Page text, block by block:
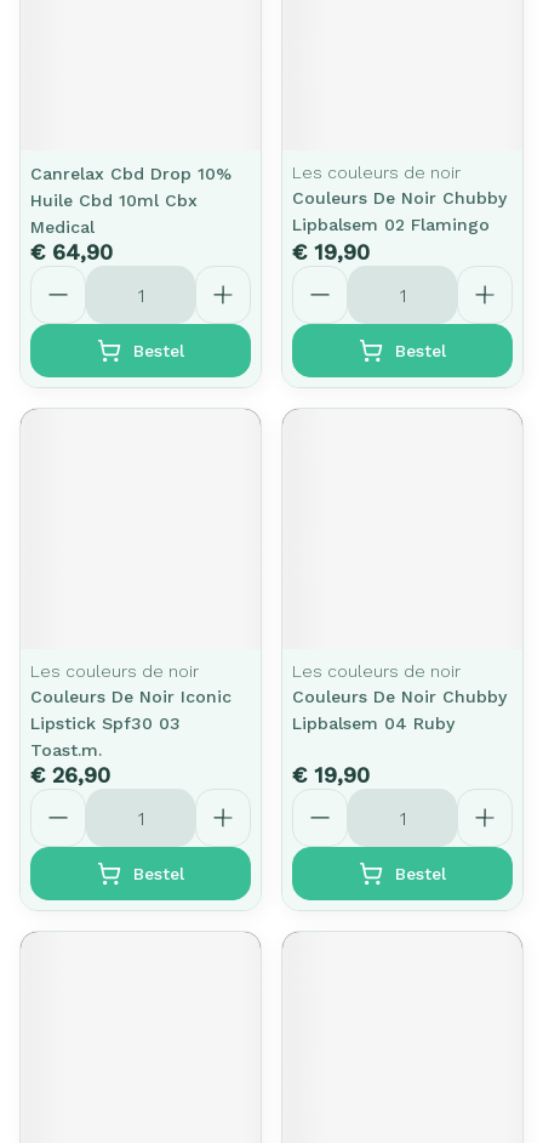
Canrelax Cbd Drop 10%
Huile Cbd 10ml Cbx
Medical
€ 64,90
Aantal
Bestel
Les couleurs de noir
Couleurs De Noir Chubby
Lipbalsem 02 Flamingo
€ 19,90
Aantal
Bestel
Les couleurs de noir
Couleurs De Noir Iconic
Lipstick Spf30 03
Toast.m.
€ 26,90
Aantal
Bestel
Les couleurs de noir
Couleurs De Noir Chubby
Lipbalsem 04 Ruby
€ 19,90
Aantal
Bestel